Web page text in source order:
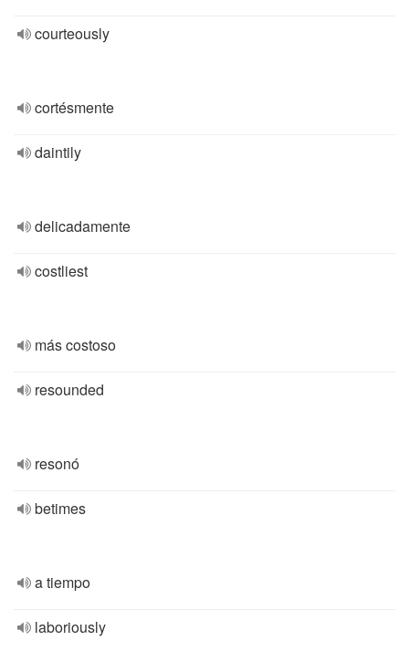
courteously
cortésmente
daintily
delicadamente
costliest
más costoso
resounded
resonó
betimes
a tiempo
laboriously